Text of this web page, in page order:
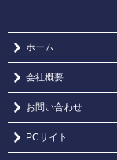
ホーム
会社概要
お問い合わせ
PCサイト